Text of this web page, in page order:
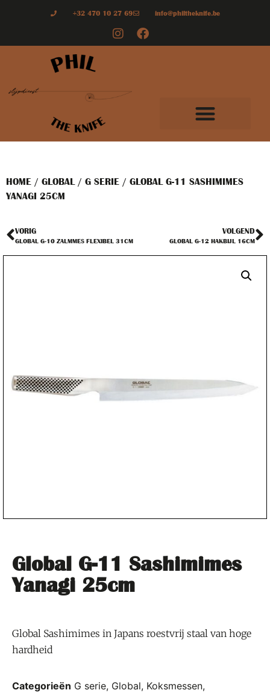
+32 470 10 27 69 info@philtheknife.be
HOME / GLOBAL / G SERIE / GLOBAL G-11 SASHIMIMES
YANAGI 25CM
VORIG
GLOBAL G-10 ZALMMES FLEXIBEL 31CM
VOLGEND
GLOBAL G-12 HAKBIJL 16CM
Global G-11 Sashimimes
Yanagi 25cm
Global Sashimimes in Japans roestvrij staal van hoge
hardheid
Categorieën G serie, Global, Koksmessen,